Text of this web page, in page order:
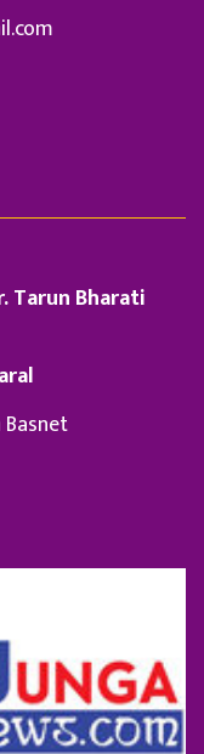
Tarun Bharati